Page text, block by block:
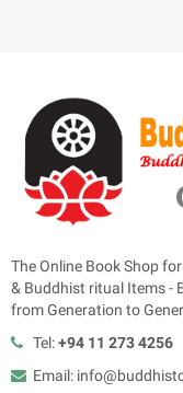
The Online Book Shop
& Buddhist ritual Items -
from Generation to
Tel:+94 11 273 4256
Email: